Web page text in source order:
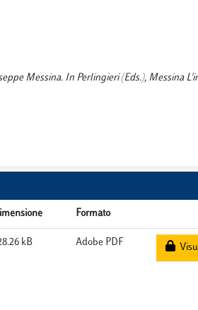
Messina. In Perlingieri (Eds.), Messina
Formato
kB Adobe PDF